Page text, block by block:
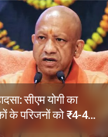
सीएम योगी का
के परिजनों को ₹4-4
घायलों के बेहतर इलाज के